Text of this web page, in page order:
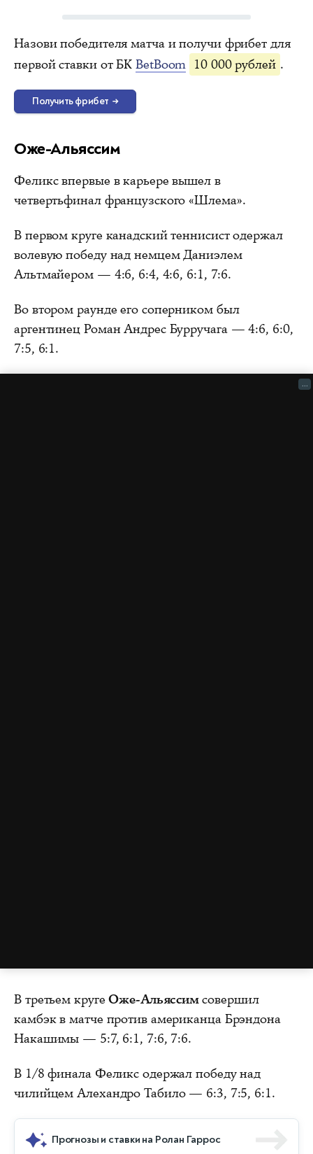
Назови победителя матча и получи фрибет для
первой ставки от БК BetBoom 10 000 рублей .
Получить фрибет →
Оже-Альяссим
Феликс впервые в карьере вышел в
четвертьфинал французского «Шлема».
В первом круге канадский теннисист одержал
волевую победу над немцем Даниэлем
Альтмайером — 4:6, 6:4, 4:6, 6:1, 7:6.
Во втором раунде его соперником был
аргентинец Роман Андрес Бурручага — 4:6, 6:0,
7:5, 6:1.
...
В третьем кругеОже-Альяссимсовершил
камбэк в матче против американца Брэндона
Накашимы — 5:7, 6:1, 7:6, 7:6.
В 1/8 финала Феликс одержал победу над
чилийцем Алехандро Табило — 6:3, 7:5, 6:1.
Прогнозы и ставки на Ролан Гаррос